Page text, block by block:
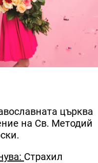
църква
на Св. Методий
Страхил